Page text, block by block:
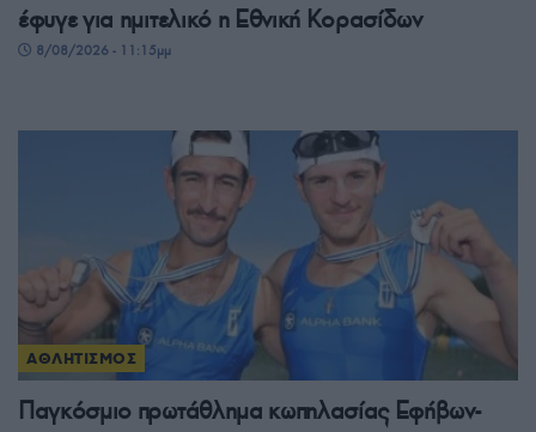
έφυγε για ημιτελικό η Εθνική Κορασίδων
8/08/2026 - 11:15μμ
ΑΘΛΗΤΙΣΜΟΣ
Παγκόσμιο πρωτάθλημα κωπηλασίας Εφήβων-